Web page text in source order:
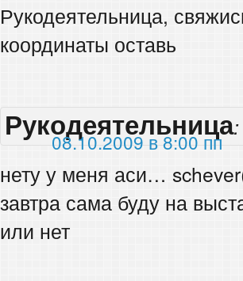
Рукодеятельница,
координаты оставь
Рукодеятельница:
08.10.2009 в 8:00 пп
нету у меня аси…
завтра сама буду на
или нет